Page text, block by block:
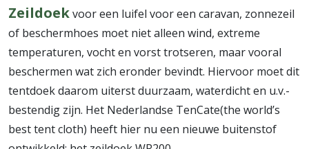
Zeildoekvoor een luifel voor een caravan, zonnezeil
of beschermhoes moet niet alleen wind, extreme
temperaturen, vocht en vorst trotseren, maar vooral
beschermen wat zich eronder bevindt. Hiervoor moet dit
tentdoek daarom uiterst duurzaam, waterdicht en u.v.-
bestendig zijn. Het Nederlandse TenCate(the world’s
best tent cloth) heeft hier nu een nieuwe buitenstof